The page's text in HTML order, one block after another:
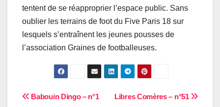
tentent de se réapproprier l’espace public. Sans
oublier les terrains de foot du Five Paris 18 sur
lesquels s’entraînent les jeunes pousses de
l’association Graines de footballeuses.
Navigation
Libres Comères – n°51
Babouin Dingo – n°1